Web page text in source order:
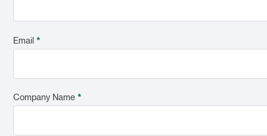
Email *
Company Name *